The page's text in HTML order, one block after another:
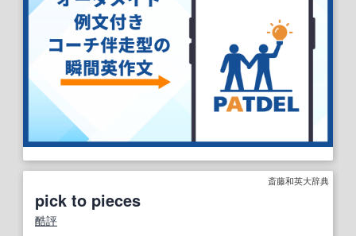
斎藤和英大辞典
pick to pieces
酷評